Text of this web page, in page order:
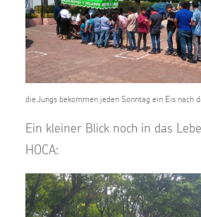
die Jungs bekommen jeden Sonntag ein Eis nach
Ein kleiner Blick noch in das
HOCA: